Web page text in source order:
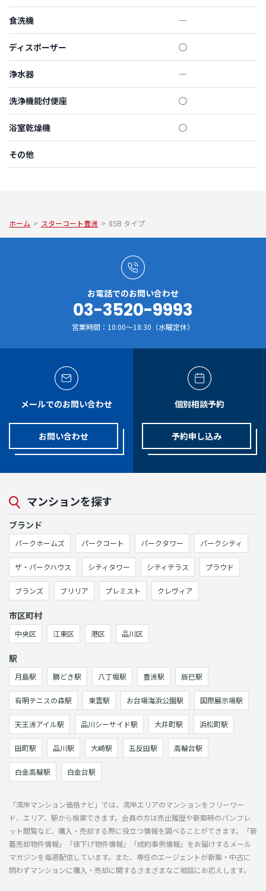
食洗機 ―
ディスポーザー ◯
浄水器 ―
洗浄機能付便座 ◯
浴室乾燥機 ◯
その他
ホーム > スターコート豊洲 > 85B タイプ
お電話でのお問い合わせ
03-3520-9993
営業時間：10:00～18:30（水曜定休）
メールでのお問い合わせ
お問い合わせ
個別相談予約
予約申し込み
マンションを探す
ブランド
パークホームズ パークコート パークタワー パークシティ
ザ・パークハウス シティタワー シティテラス プラウド
ブランズ ブリリア プレミスト クレヴィア
市区町村
中央区 江東区 港区 品川区
駅
月島駅 勝どき駅 八丁堀駅 豊洲駅 辰巳駅
有明テニスの森駅 東雲駅 お台場海浜公園駅 国際展示場駅
天王洲アイル駅 品川シーサイド駅 大井町駅 浜松町駅
田町駅 品川駅 大崎駅 五反田駅 高輪台駅
白金高輪駅 白金台駅
「湾岸マンション価格ナビ」では、湾岸エリアのマンションをフリーワー
ド、エリア、駅から検索できます。会員の方は売出履歴や新築時のパンフレ
ット閲覧など、購入・売却する際に役立つ情報を調べることができます。「新
着売却物件情報」「値下げ物件情報」「成約事例情報」をお届けするメール
マガジンを毎週配信しています。また、専任のエージェントが新築・中古に
問わずマンションに購入・売却に関するさまざまなご相談にお応えします。